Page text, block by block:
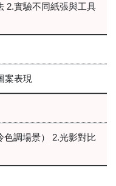
2.實驗不同紙張與工具
案表現
色調場景） 2.光影對比